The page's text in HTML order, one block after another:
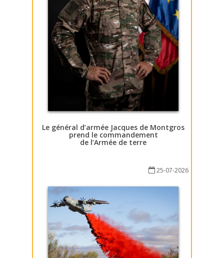
Le général d’armée Jacques de Montgros
prend le commandement
de l’Armée de terre
25-07-2026